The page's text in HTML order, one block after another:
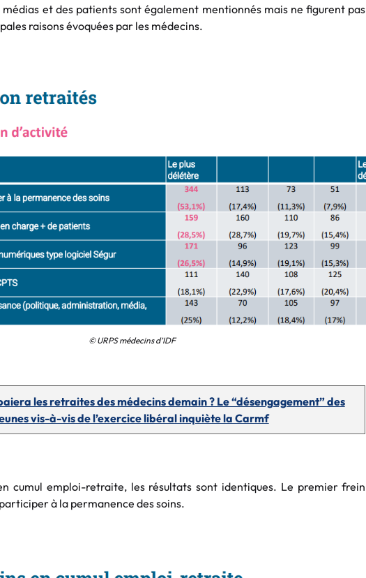
médias et des patients sont également mentionnés mais ne figurent pas
raisons évoquées par les médecins.
© URPS médecins d’IDF
les retraites des médecins demain ? Le “désengagement” des
vis-à-vis de l’exercice libéral inquiète la Carmf
cumul emploi-retraite, les résultats sont identiques. Le premier frein
à la permanence des soins.